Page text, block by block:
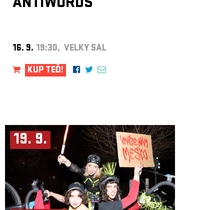
ANTIWORDS
16. 9. 19:30, VELKÝ SÁL
KUP TEĎ!
19. 9.